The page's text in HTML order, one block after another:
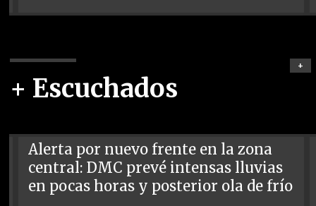
+ Escuchados
+
Alerta por nuevo frente en la zona
central: DMC prevé intensas lluvias
en pocas horas y posterior ola de frío